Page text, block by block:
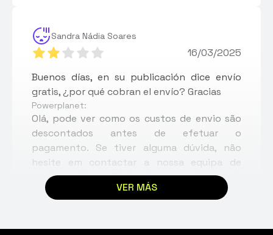
Sandra Nádia Soares
16/03/2025
Buenos días, en su publicación dice envío
gratis, ¿por qué cobran el envío? Gracias
Powerplanet:
Olá, pode ver como os custos de envio são
descontados antes de efetuar o
pagamento. Se tiver alguma dúvida, não
hesite em contactar a nossa equipa de
apoio ao cliente. Obrigado e cumprimentos!
VER MÁS